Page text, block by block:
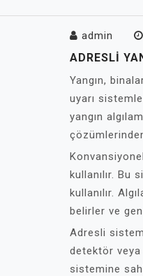
admin
ADRESLI
Yangın,
uyarı
yangın
kullanılır. Bu
kullanılır.
belirler ve
Adresli
detektör veya
sistemine